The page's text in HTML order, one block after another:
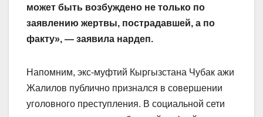
может быть возбуждено не только по
заявлению жертвы, пострадавшей, а по
факту», — заявила нардеп.
Напомним, экс-муфтий Кыргызстана Чубак ажи
Жалилов публично признался в совершении
уголовного преступления. В социальной сети